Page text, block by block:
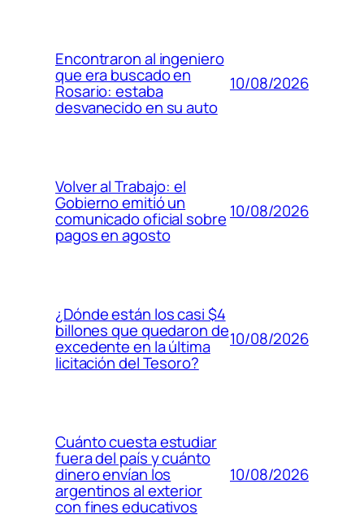
Encontraron al ingeniero
que era buscado en
Rosario: estaba
desvanecido en su auto
10/08/2026
Volver al Trabajo: el
Gobierno emitió un
comunicado oficial sobre
pagos en agosto
10/08/2026
¿Dónde están los casi $4
billones que quedaron de
excedente en la última
licitación del Tesoro?
10/08/2026
Cuánto cuesta estudiar
fuera del país y cuánto
dinero envían los
argentinos al exterior
con fines educativos
10/08/2026